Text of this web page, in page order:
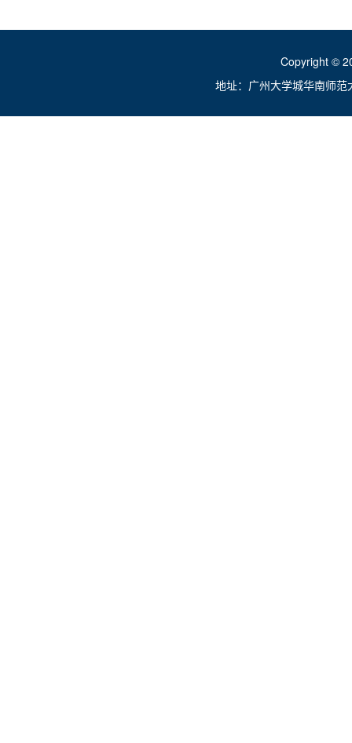
Copyright ©
地址：广州大学城华南